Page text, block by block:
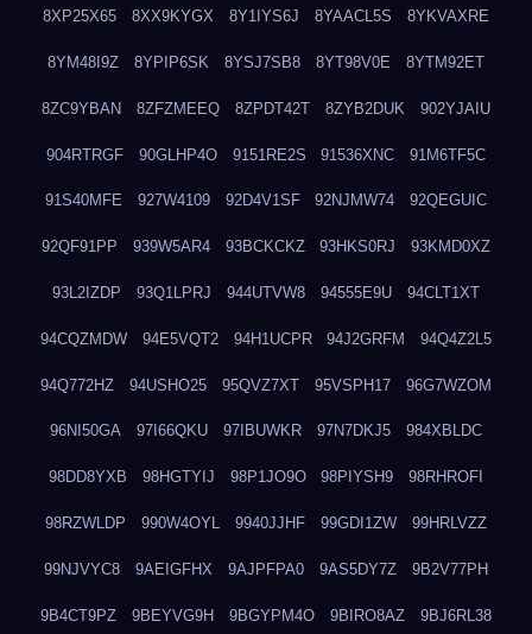
8XP25X65 8XX9KYGX 8Y1IYS6J 8YAACL5S 8YKVAXRE
8YM48I9Z 8YPIP6SK 8YSJ7SB8 8YT98V0E 8YTM92ET
8ZC9YBAN 8ZFZMEEQ 8ZPDT42T 8ZYB2DUK 902YJAIU
904RTRGF 90GLHP4O 9151RE2S 91536XNC 91M6TF5C
91S40MFE 927W4109 92D4V1SF 92NJMW74 92QEGUIC
92QF91PP 939W5AR4 93BCKCKZ 93HKS0RJ 93KMD0XZ
93L2IZDP 93Q1LPRJ 944UTVW8 94555E9U 94CLT1XT
94CQZMDW 94E5VQT2 94H1UCPR 94J2GRFM 94Q4Z2L5
94Q772HZ 94USHO25 95QVZ7XT 95VSPH17 96G7WZOM
96NI50GA 97I66QKU 97IBUWKR 97N7DKJ5 984XBLDC
98DD8YXB 98HGTYIJ 98P1JO9O 98PIYSH9 98RHROFI
98RZWLDP 990W4OYL 9940JJHF 99GDI1ZW 99HRLVZZ
99NJVYC8 9AEIGFHX 9AJPFPA0 9AS5DY7Z 9B2V77PH
9B4CT9PZ 9BEYVG9H 9BGYPM4O 9BIRO8AZ 9BJ6RL38